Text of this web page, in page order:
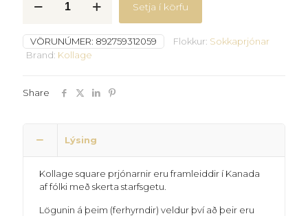
sokkaprjónar
quantity
Setja í körfu
VÖRUNÚMER: 892759312059 Flokkur: Sokkaprjónar
Brand: Kollage
Share
Lýsing
Kollage square prjónarnir eru framleiddir í Kanada
af fólki með skerta starfsgetu.
Lögunin á þeim (ferhyrndir) veldur því að þeir eru